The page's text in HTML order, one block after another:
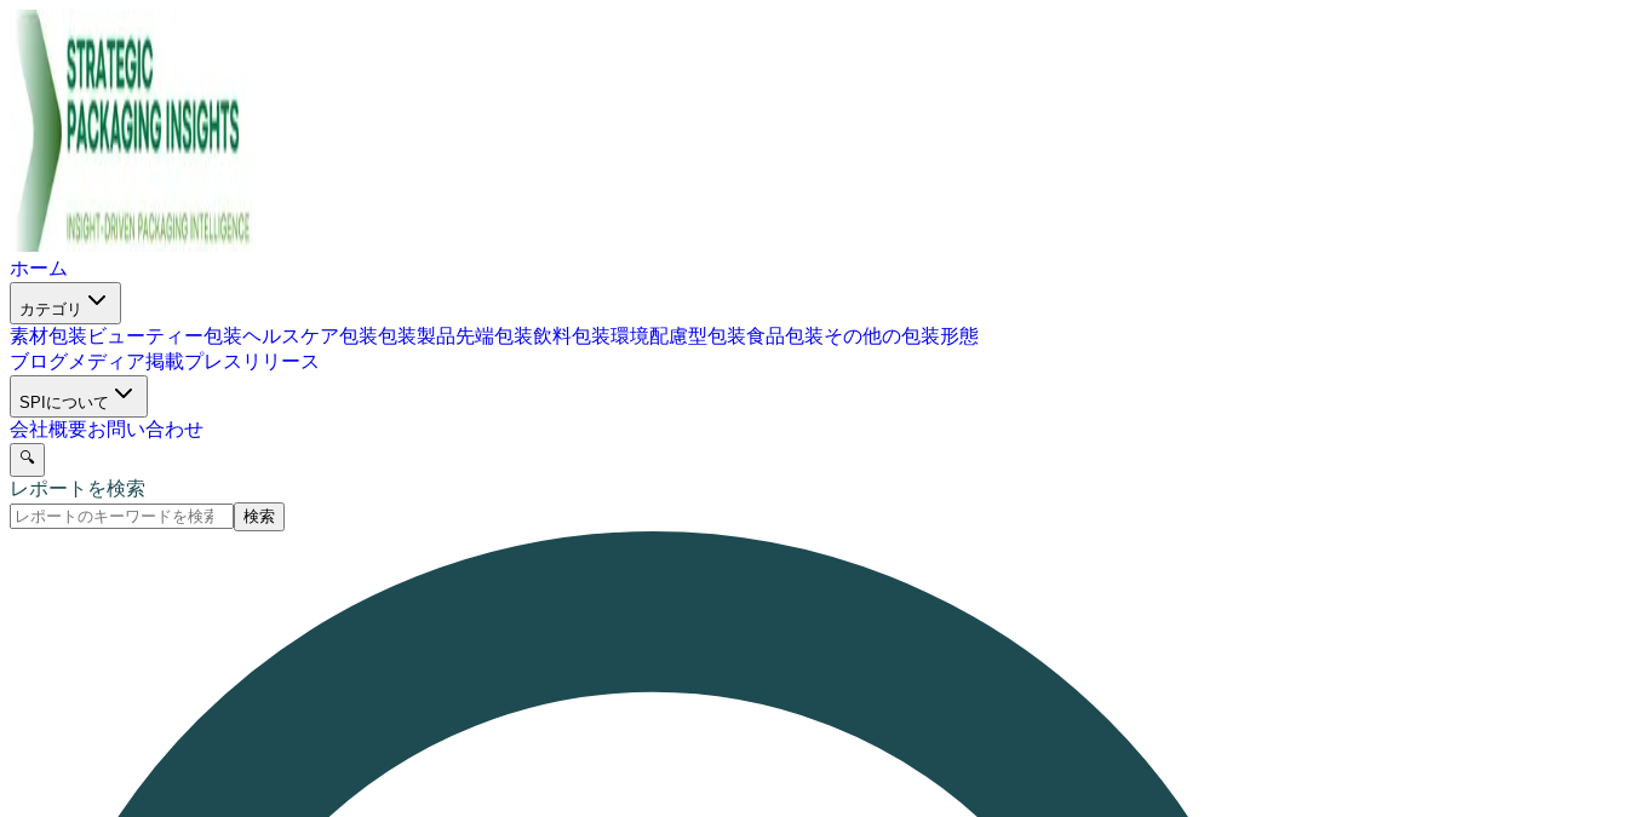
ホーム
カテゴリ
素材包装 ビューティー包装ヘルスケア包装包装製品先端包装飲料包装環境配慮型包装食品包装その他の包装形態
ブログメディア掲載プレスリリース
SPIについて
会社概要お問い合わせ
🔍
レポートを検索
検索